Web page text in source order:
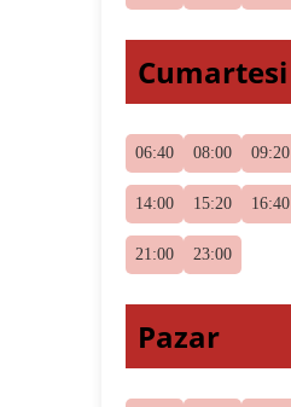
Cumartesi
06:40 08:00 09:20
14:00 15:20 16:40
21:00 23:00
Pazar